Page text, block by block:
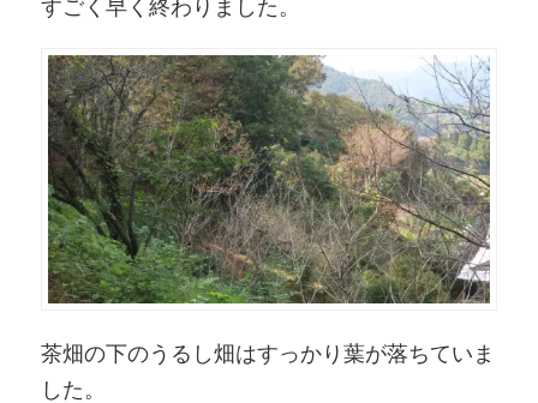
すごく早く終わりました。
茶畑の下のうるし畑はすっかり葉が落ちていま
した。